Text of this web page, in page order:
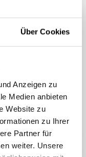
Über Cookies
Anzeigen zu
Medien anbieten
Website zu
zu Ihrer
Partner für
weiter. Unsere
anpassen, die
| 13.02.2026